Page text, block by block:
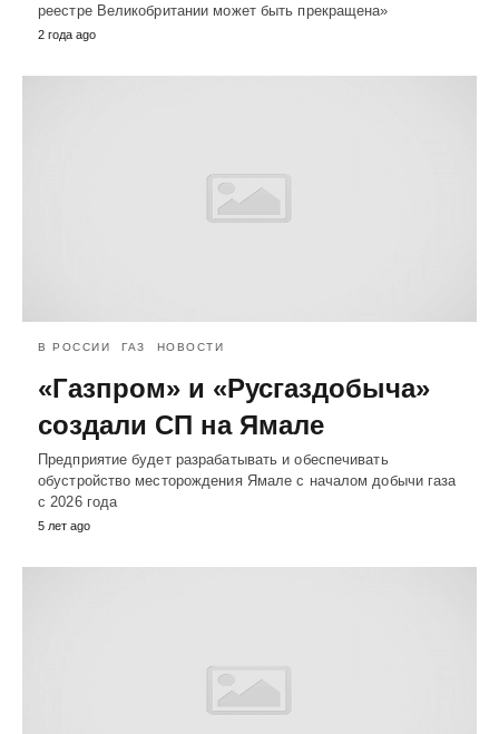
реестре Великобритании может быть прекращена»
2 года ago
В РОССИИ ГАЗ НОВОСТИ
«Газпром» и «Русгаздобыча»
создали СП на Ямале
Предприятие будет разрабатывать и обеспечивать
обустройство месторождения Ямале с началом добычи газа
с 2026 года
5 лет ago